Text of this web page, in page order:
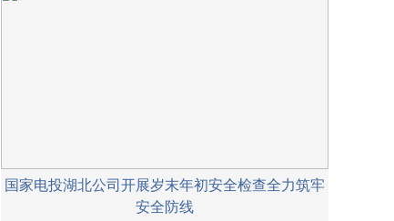
国家电投湖北公司开展岁末年初安全检查全力筑牢
安全防线